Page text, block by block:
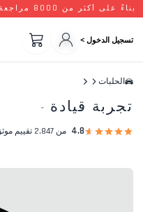
بناءً على أكثر من 8000 مراجعة
تسجيل الدخول >
الحلبات
تجربة قيادة -
4.8 من 2,847 تقييم موثق